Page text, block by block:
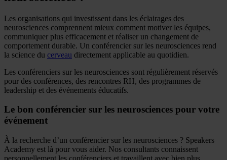
Les organisations qui investissent dans les éclairages des
neurosciences comprennent mieux comment motiver les équipes,
communiquer plus efficacement et réaliser un changement de
comportement durable. Un conférencier sur les neurosciences rend
la science du cerveau directement applicable au quotidien.
Les conférenciers sur les neurosciences sont régulièrement réservés
pour des conférences, des rencontres RH, des programmes de
leadership et des événements éducatifs.
Le bon conférencier sur les neurosciences pour votre
événement
À la recherche d’un conférencier sur les neurosciences ? Speakers
Academy est là pour vous aider. Nos consultants connaissent
personnellement les conférenciers et travaillent avec bien plus